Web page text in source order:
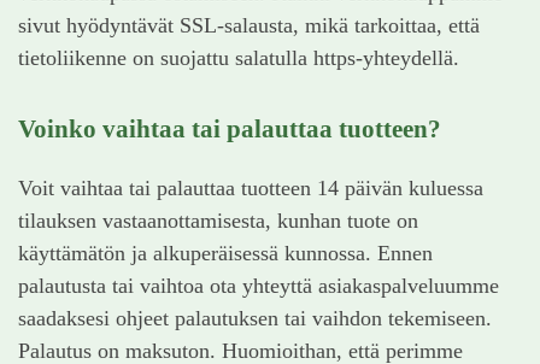
sivut hyödyntävät SSL-salausta, mikä tarkoittaa, että
tietoliikenne on suojattu salatulla https-yhteydellä.
Voinko vaihtaa tai palauttaa tuotteen?
Voit vaihtaa tai palauttaa tuotteen 14 päivän kuluessa
tilauksen vastaanottamisesta, kunhan tuote on
käyttämätön ja alkuperäisessä kunnossa. Ennen
palautusta tai vaihtoa ota yhteyttä asiakaspalveluumme
saadaksesi ohjeet palautuksen tai vaihdon tekemiseen.
Palautus on maksuton. Huomioithan, että perimme